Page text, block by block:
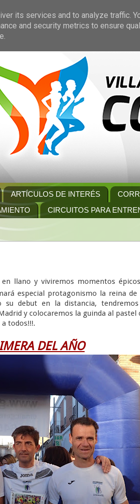
ARTÍCULOS DE INTERÉS
CIRCUITOS PARA
llano y viviremos momentos
especial protagonismo la reina
su debut en la distancia,
y colocaremos la guinda al
todos!!!.
DEL AÑO
its services and to analyze traffic.
and security metrics to ensure